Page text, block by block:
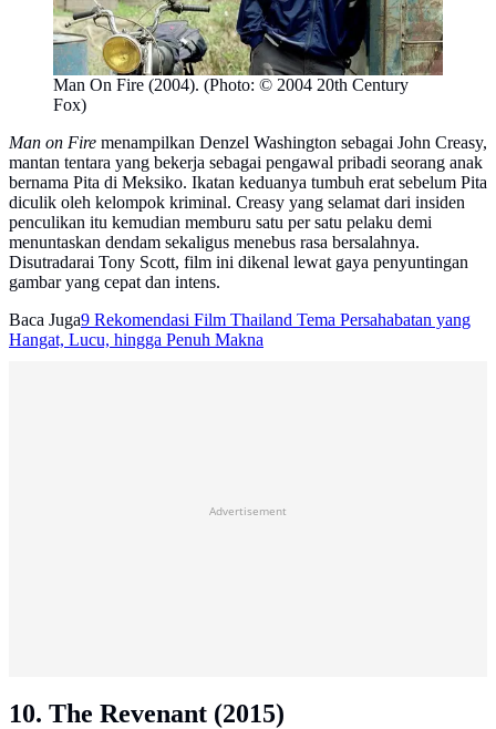
Man On Fire (2004). (Photo: © 2004 20th Century
Fox)
Man on Fire menampilkan Denzel Washington sebagai John Creasy,
mantan tentara yang bekerja sebagai pengawal pribadi seorang anak
bernama Pita di Meksiko. Ikatan keduanya tumbuh erat sebelum Pita
diculik oleh kelompok kriminal. Creasy yang selamat dari insiden
penculikan itu kemudian memburu satu per satu pelaku demi
menuntaskan dendam sekaligus menebus rasa bersalahnya.
Disutradarai Tony Scott, film ini dikenal lewat gaya penyuntingan
gambar yang cepat dan intens.
Baca Juga9 Rekomendasi Film Thailand Tema Persahabatan yang
Hangat, Lucu, hingga Penuh Makna
Advertisement
10. The Revenant (2015)